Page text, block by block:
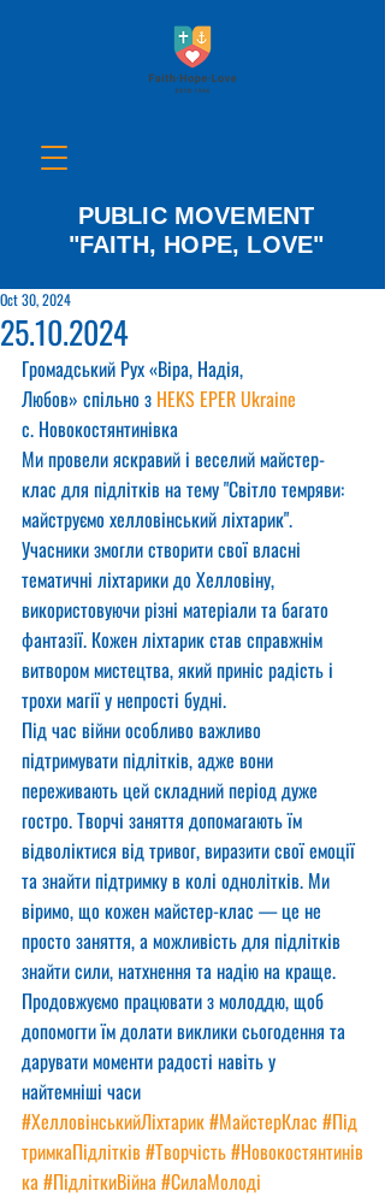
PUBLIC MOVEMENT
"FAITH, HOPE, LOVE"
25.10.2024
Oct 30, 2024
Громадський Рух «Віра, Надія,
Любов» спільно з HEKS EPER Ukraine
с. Новокостянтинівка
Ми провели яскравий і веселий майстер-
клас для підлітків на тему "Світло темряви:
майструємо хелловінський ліхтарик".
Учасники змогли створити свої власні
тематичні ліхтарики до Хелловіну,
використовуючи різні матеріали та багато
фантазії. Кожен ліхтарик став справжнім
витвором мистецтва, який приніс радість і
трохи магії у непрості будні.
Під час війни особливо важливо
підтримувати підлітків, адже вони
переживають цей складний період дуже
гостро. Творчі заняття допомагають їм
відволіктися від тривог, виразити свої емоції
та знайти підтримку в колі однолітків. Ми
віримо, що кожен майстер-клас — це не
просто заняття, а можливість для підлітків
знайти сили, натхнення та надію на краще.
Продовжуємо працювати з молоддю, щоб
допомогти їм долати виклики сьогодення та
дарувати моменти радості навіть у
найтемніші часи
#ХелловінськийЛіхтарик#МайстерКлас #Під
тримкаПідлітків#Творчість#Новокостянтинів
ка#ПідліткиВійна#СилаМолоді